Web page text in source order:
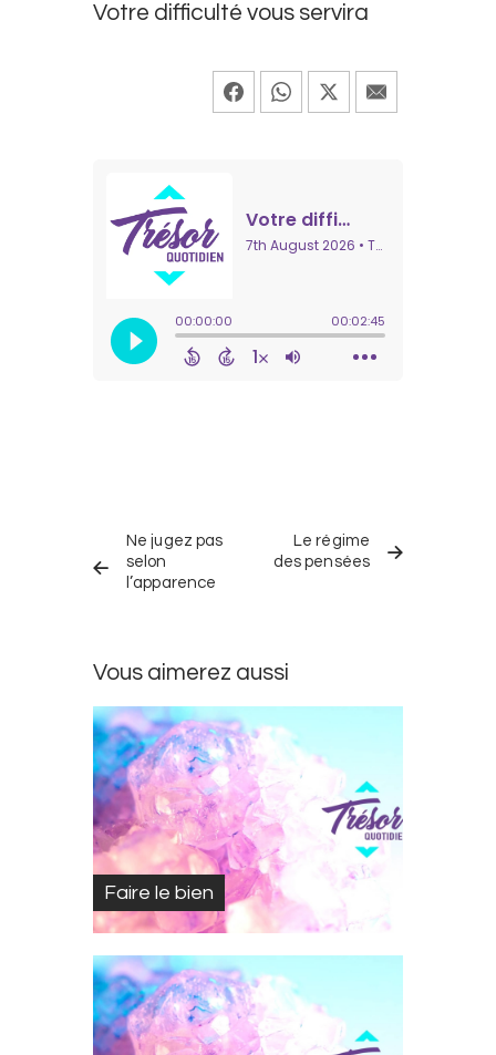
Votre difficulté vous servira
dans
les
QUOTIDIEN
PRÉCÉDENT
Ne jugez pas
selon
l’apparence
QUOTIDIEN
SUIVANT
Le régime
des pensées
Vous aimerez aussi
Faire le bien